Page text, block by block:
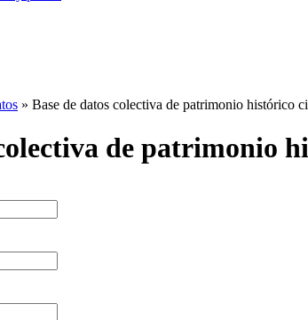
» Base de datos colectiva de patrimonio histórico
de patrimonio